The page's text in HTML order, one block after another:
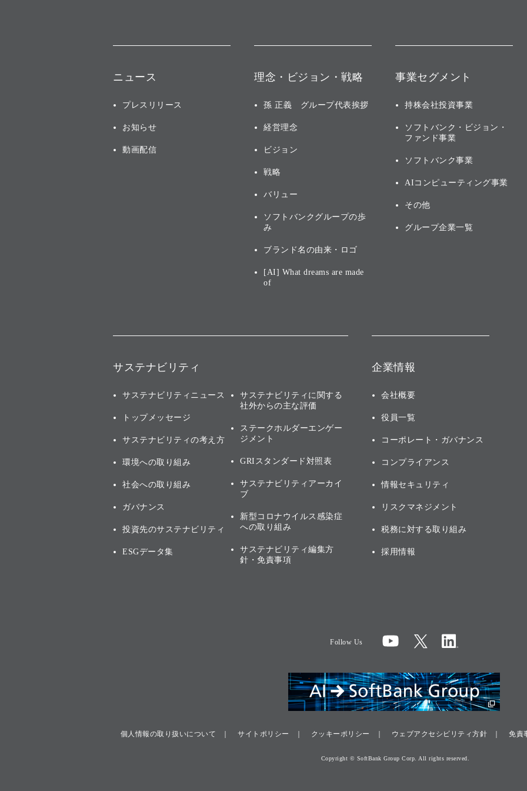
ニュース
プレスリリース
お知らせ
動画配信
理念・ビジョン・戦略
孫 正義 グループ代表挨拶
経営理念
ビジョン
戦略
バリュー
ソフトバンクグループの歩
み
ブランド名の由来・ロゴ
[AI] What dreams are made
of
事業セグメント
持株会社投資事業
ソフトバンク・ビジョン・
ファンド事業
ソフトバンク事業
AIコンピューティング事業
その他
グループ企業一覧
サステナビリティ
サステナビリティニュース
トップメッセージ
サステナビリティの考え方
環境への取り組み
社会への取り組み
ガバナンス
投資先のサステナビリティ
ESGデータ集
サステナビリティに関する
社外からの主な評価
ステークホルダーエンゲー
ジメント
GRIスタンダード対照表
サステナビリティアーカイ
ブ
新型コロナウイルス感染症
への取り組み
サステナビリティ編集方
針・免責事項
企業情報
会社概要
役員一覧
コーポレート・ガバナンス
コンプライアンス
情報セキュリティ
リスクマネジメント
税務に対する取り組み
採用情報
Follow Us
個人情報の取り扱いについて サイトポリシー クッキーポリシー ウェブアクセシビリティ方針 免責
Copyright © SoftBank Group Corp. All rights reserved.